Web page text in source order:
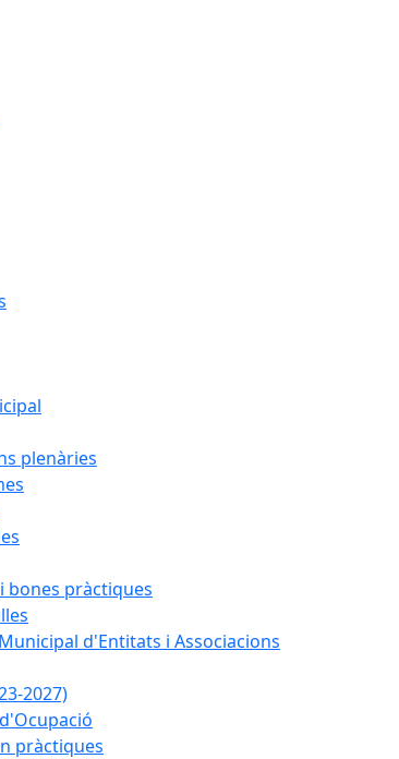
plenàries
bones pràctiques
d'Entitats i Associacions
2027)
pràctiques